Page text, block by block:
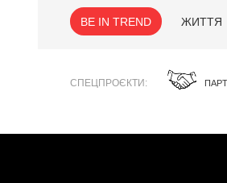
BE IN TREND ЖИТТЯ
СПЕЦПРОЄКТИ